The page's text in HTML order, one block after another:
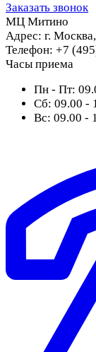
Заказать звонок
МЦ Митино
Адрес: г.
Телефон: +7
Часы приема
Пн - Пт:
Сб: 09.00 -
Вс: 09.00 -